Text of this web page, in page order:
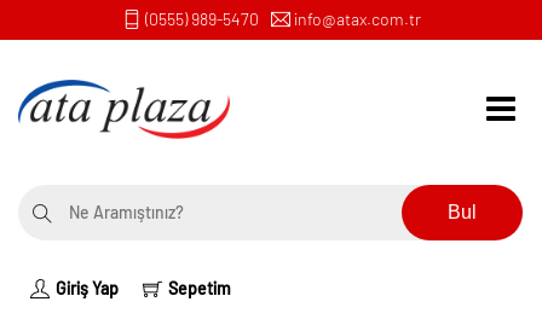
(0555) 989-5470 info@atax.com.tr
Bul
Giriş Yap Sepetim